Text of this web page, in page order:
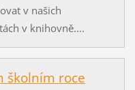
v našich
v knihovně....
školním roce